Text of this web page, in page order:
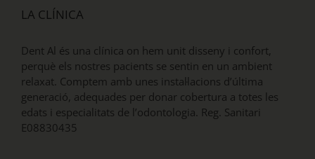
LA CLÍNICA
Dent Al és una clínica on hem unit disseny i confort,
perquè els nostres pacients se sentin en un ambient
relaxat. Comptem amb unes instal·lacions d’última
generació, adequades per donar cobertura a totes les
edats i especialitats de l’odontologia. Reg. Sanitari
E08830435